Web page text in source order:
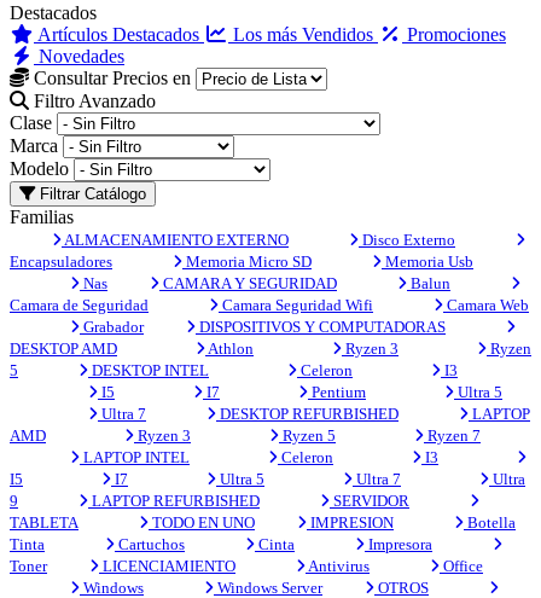
Destacados
Artículos Destacados
Los más Vendidos
Promociones
Novedades
Consultar Precios en
Filtro Avanzado
Clase
Marca
Modelo
Filtrar Catálogo
Familias
ALMACENAMIENTO EXTERNO
Disco Externo
Encapsuladores
Memoria Micro SD
Memoria Usb
Nas
CAMARA Y SEGURIDAD
Balun
Camara de Seguridad
Camara Seguridad Wifi
Camara Web
Grabador
DISPOSITIVOS Y COMPUTADORAS
DESKTOP AMD
Athlon Ryzen 3
Ryzen
5
DESKTOP INTEL Celeron
I3
I5
I7 Pentium
Ultra 5
Ultra 7
DESKTOP REFURBISHED
LAPTOP
AMD
Ryzen 3 Ryzen 5
Ryzen 7
LAPTOP INTEL
Celeron
I3
I5
I7 Ultra 5 Ultra 7
Ultra
9
LAPTOP REFURBISHED
SERVIDOR
TABLETA
TODO EN UNO IMPRESION
Botella
Tinta
Cartuchos Cinta
Impresora
Toner
LICENCIAMIENTO Antivirus
Office
Windows
Windows Server
OTROS